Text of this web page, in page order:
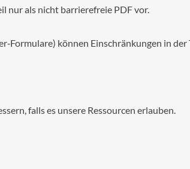
nur als nicht barrierefreie PDF vor.
können Einschränkungen in
falls es unsere Ressourcen erlauben.